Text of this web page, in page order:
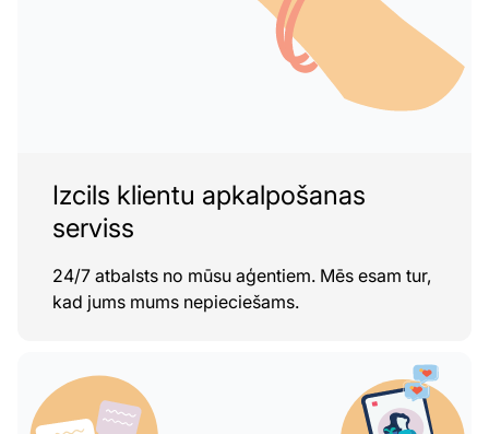
Izcils klientu apkalpošanas
serviss
24/7 atbalsts no mūsu aģentiem. Mēs esam tur,
kad jums mums nepieciešams.